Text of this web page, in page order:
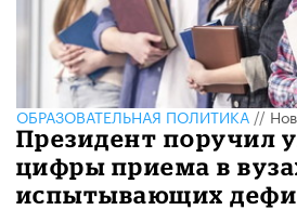
ОБРАЗОВАТЕЛЬНАЯ ПОЛИТИКА//
Президент поручил
цифры приема в
испытывающих